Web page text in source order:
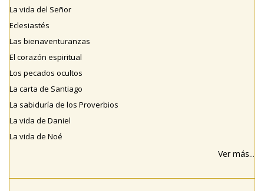
La vida del Señor
Eclesiastés
Las bienaventuranzas
El corazón espiritual
Los pecados ocultos
La carta de Santiago
La sabiduría de los Proverbios
La vida de Daniel
La vida de Noé
Ver más...